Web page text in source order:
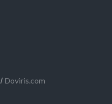
/ Doviris.com